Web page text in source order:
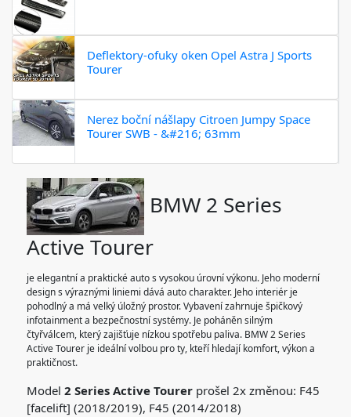
Deflektory-ofuky oken Opel Astra J Sports
Tourer
Nerez boční nášlapy Citroen Jumpy Space
Tourer SWB - &#216; 63mm
BMW 2 Series
Active Tourer
je elegantní a praktické auto s vysokou úrovní výkonu. Jeho moderní
design s výraznými liniemi dává auto charakter. Jeho interiér je
pohodlný a má velký úložný prostor. Vybavení zahrnuje špičkový
infotainment a bezpečnostní systémy. Je poháněn silným
čtyřválcem, který zajišťuje nízkou spotřebu paliva. BMW 2 Series
Active Tourer je ideální volbou pro ty, kteří hledají komfort, výkon a
praktičnost.
Model 2 Series Active Tourerprošel 2x změnou: F45
[facelift] (2018/2019), F45 (2014/2018)